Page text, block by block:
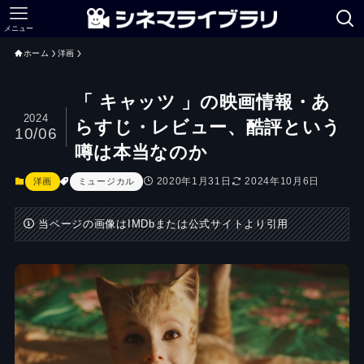
メニュー
ホーム 洋画
「 キャッツ 」の映画情報・あ
らすじ・レビュー、酷評という
噂は本当なのか
2024
10/06
洋画 ミュージカル 2020年1月31日 2024年10月6日
当ページの画像はIMDbまたは公式サイトより引用